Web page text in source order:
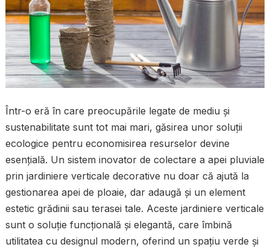
Într-o eră în care preocupările legate de mediu și
sustenabilitate sunt tot mai mari, găsirea unor soluții
ecologice pentru economisirea resurselor devine
esențială. Un sistem inovator de colectare a apei pluviale
prin jardiniere verticale decorative nu doar că ajută la
gestionarea apei de ploaie, dar adaugă și un element
estetic grădinii sau terasei tale. Aceste jardiniere verticale
sunt o soluție funcțională și elegantă, care îmbină
utilitatea cu designul modern, oferind un spațiu verde și